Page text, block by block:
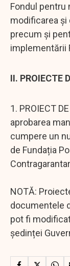
Fondul pentru
modificarea şi
precum şi
implementării
II. PROIECTE
1. PROIECT
aprobarea
cumpere un
de Fundația
NOTĂ:
documentele
pot fi
ședinței